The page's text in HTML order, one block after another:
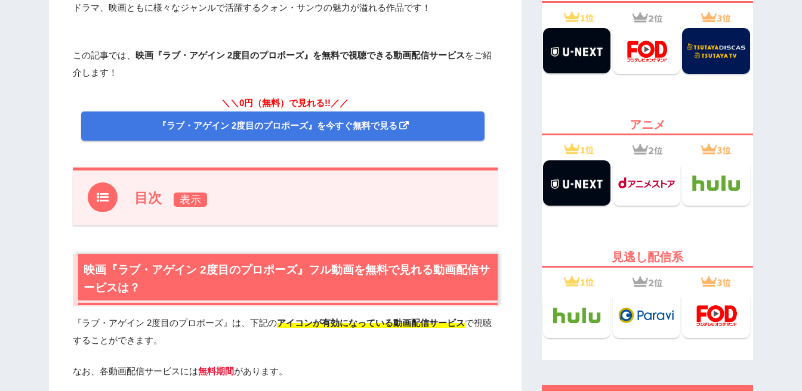
ドラマ、映画ともに様々なジャンルで活躍するクォン・サンウの魅力が溢れる作品です！
この記事では、 映画『ラブ・アゲイン 2度目のプロポーズ』を無料で視聴できる動画配信サービスをご紹
介します！
＼＼0円（無料）で見れる!!／／
『ラブ・アゲイン 2度目のプロポーズ』を今すぐ無料で見る
目次
1.映画『ラブ・アゲイン 2度目のプロポーズ』フル動画を無料で見れる動画配信サービスは？
2. 映画『ラブ・アゲイン 2度目のプロポーズ』作品情報
2.1映画『ラブ・アゲイン 2度目のプロポーズ』あらすじ
2.2映画『ラブ・アゲイン 2度目のプロポーズ』キャスト・登場人物
2.3映画『ラブ・アゲイン 2度目のプロポーズ』制作スタッフ
3. 映画『ラブ・アゲイン 2度目のプロポーズ』を見たい人におすすめの関連作品
4.映画『ラブ・アゲイン 2度目のプロポーズ』の動画はDailymotionやPandoraではなく、配信
映画『ラブ・アゲイン 2度目のプロポーズ』フル動画を無料で見れる動画配信サ
ービスは？
『ラブ・アゲイン 2度目のプロポーズ』は、下記のアイコンが有効になっている動画配信サービスで視聴
することができます。
なお、各動画配信サービスには無料期間があります。
アニメ
見逃し配信系